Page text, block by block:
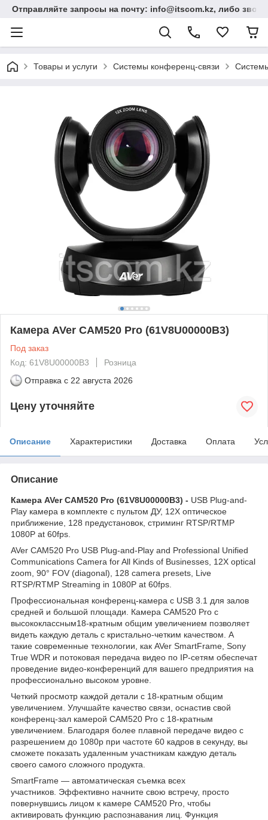
Отправляйте запросы на почту: info@itscom.kz, либо
Товары и услуги Системы конференц-связи
Камера AVer CAM520 Pro (61V8U00000B3)
Под заказ
Код: 61V8U00000B3
Розница
Отправка с 22 августа 2026
Цену уточняйте
Описание Характеристики Доставка Оплата
Описание
Камера AVer CAM520 Pro (61V8U00000B3) - USB Plug-and-
Play камера в комплекте с пультом ДУ, 12X оптическое
приближение, 128 предустановок, стриминг RTSP/RTMP
1080P at 60fps.
AVer CAM520 Pro USB Plug-and-Play and Professional Unified
Communications Camera for All Kinds of Businesses, 12X optical
zoom, 90° FOV (diagonal), 128 camera presets, Live
RTSP/RTMP Streaming in 1080P at 60fps.
Профессиональная конференц-камера с USB 3.1 для залов
средней и большой площади. Камера CAM520 Pro с
высококлассным18-кратным общим увеличением позволяет
видеть каждую деталь с кристально-четким качеством. А
такие современные технологии, как AVer SmartFrame, Sony
True WDR и потоковая передача видео по IP-сетям обеспечат
проведение видео-конференций для вашего предприятия на
профессионально высоком уровне.
Четкий просмотр каждой детали с 18-кратным общим
увеличением. Улучшайте качество связи, оснастив свой
конференц-зал камерой CAM520 Pro с 18-кратным
увеличением. Благодаря более плавной передаче видео с
разрешением до 1080p при частоте 60 кадров в секунду, вы
сможете показать удаленным участникам каждую деталь
своего самого сложного продукта.
SmartFrame — автоматическая съемка всех
участников. Эффективно начните свою встречу, просто
повернувшись лицом к камере CAM520 Pro, чтобы
активировать функцию распознавания лиц. Функция